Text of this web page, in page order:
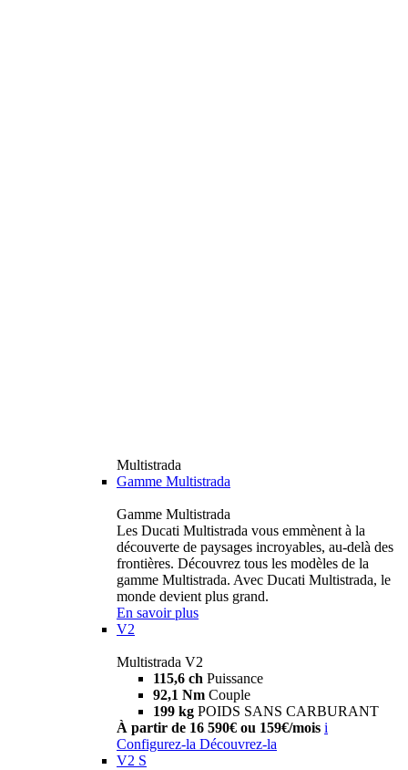
Multistrada
Gamme Multistrada
Gamme Multistrada
Les Ducati Multistrada vous emmènent à la
découverte de paysages incroyables, au-delà des
frontières. Découvrez tous les modèles de la
gamme Multistrada. Avec Ducati Multistrada, le
monde devient plus grand.
En savoir plus
V2
Multistrada V2
115,6 ch Puissance
92,1 Nm Couple
199 kg POIDS SANS CARBURANT
À partir de 16 590€ ou 159€/mois i
Configurez-la Découvrez-la
V2 S